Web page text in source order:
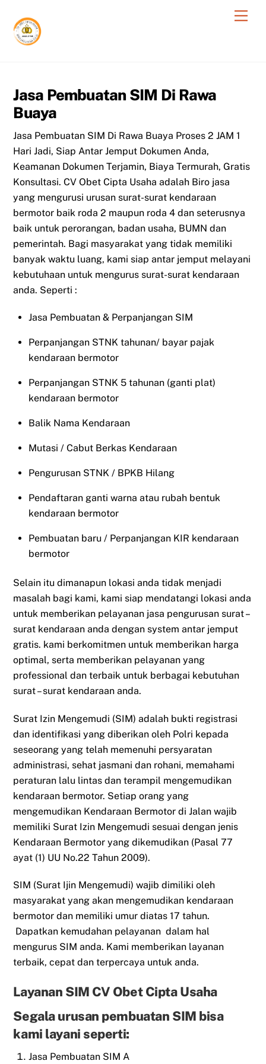
content
Jasa Pembuatan SIM Di Rawa
Buaya
Jasa Pembuatan SIM Di Rawa Buaya Proses 2 JAM 1
Hari Jadi, Siap Antar Jemput Dokumen Anda,
Keamanan Dokumen Terjamin, Biaya Termurah, Gratis
Konsultasi. CV Obet Cipta Usaha adalah Biro jasa
yang mengurusi urusan surat-surat kendaraan
bermotor baik roda 2 maupun roda 4 dan seterusnya
baik untuk perorangan, badan usaha, BUMN dan
pemerintah. Bagi masyarakat yang tidak memiliki
banyak waktu luang, kami siap antar jemput melayani
kebutuhaan untuk mengurus surat-surat kendaraan
anda. Seperti :
Jasa Pembuatan & Perpanjangan SIM
Perpanjangan STNK tahunan/ bayar pajak
kendaraan bermotor
Perpanjangan STNK 5 tahunan (ganti plat)
kendaraan bermotor
Balik Nama Kendaraan
Mutasi / Cabut Berkas Kendaraan
Pengurusan STNK / BPKB Hilang
Pendaftaran ganti warna atau rubah bentuk
kendaraan bermotor
Pembuatan baru / Perpanjangan KIR kendaraan
bermotor
Selain itu dimanapun lokasi anda tidak menjadi
masalah bagi kami, kami siap mendatangi lokasi anda
untuk memberikan pelayanan jasa pengurusan surat –
surat kendaraan anda dengan system antar jemput
gratis. kami berkomitmen untuk memberikan harga
optimal, serta memberikan pelayanan yang
professional dan terbaik untuk berbagai kebutuhan
surat – surat kendaraan anda.
Surat Izin Mengemudi (SIM) adalah bukti registrasi
dan identifikasi yang diberikan oleh Polri kepada
seseorang yang telah memenuhi persyaratan
administrasi, sehat jasmani dan rohani, memahami
peraturan lalu lintas dan terampil mengemudikan
kendaraan bermotor. Setiap orang yang
mengemudikan Kendaraan Bermotor di Jalan wajib
memiliki Surat Izin Mengemudi sesuai dengan jenis
Kendaraan Bermotor yang dikemudikan (Pasal 77
ayat (1) UU No.22 Tahun 2009).
SIM (Surat Ijin Mengemudi) wajib dimiliki oleh
masyarakat yang akan mengemudikan kendaraan
bermotor dan memiliki umur diatas 17 tahun.
Dapatkan kemudahan pelayanan dalam hal
mengurus SIM anda. Kami memberikan layanan
terbaik, cepat dan terpercaya untuk anda.
Layanan SIM CV Obet Cipta Usaha
Segala urusan pembuatan SIM bisa
kami layani seperti:
Jasa Pembuatan SIM A